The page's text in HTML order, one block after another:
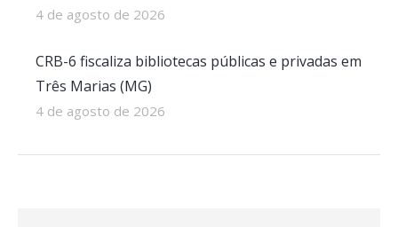
4 de agosto de 2026
CRB-6 fiscaliza bibliotecas públicas e privadas em
Três Marias (MG)
4 de agosto de 2026